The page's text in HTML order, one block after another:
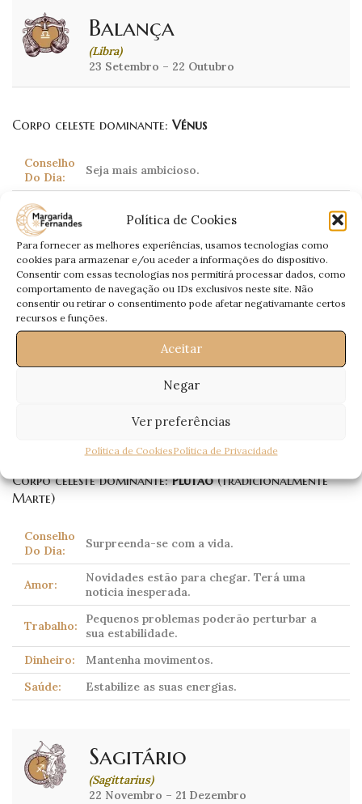
Política de Cookies
Para fornecer as melhores experiências, usamos tecnologias como
cookies para armazenar e/ou aceder a informações do dispositivo.
Consentir com essas tecnologias nos permitirá processar dados, como
comportamento de navegação ou IDs exclusivos neste site. Não
consentir ou retirar o consentimento pode afetar negativamante certos
recursos e funções.
Aceitar
Negar
Ver preferências
Política de CookiesPolítica de Privacidade
Balança
(Libra)
23 Setembro – 22 Outubro
Corpo celeste dominante: Vénus
Conselho
Do Dia:
Seja mais ambicioso.
Amor:
Trabalho:
Esforce-se.
Dinheiro:
Seja mais persistente para receber o que é
seu.
Saúde:
Sujeito a alergias.
Escorpião
23 Outubro – 21 Novembro
Corpo celeste dominante:Plutão(tradicionalmente
Marte)
Conselho
Do Dia:
Surpreenda-se com a vida.
Amor:
Novidades estão para chegar. Terá uma
noticia inesperada.
Trabalho:
Pequenos problemas poderão perturbar a
sua estabilidade.
Dinheiro:
Mantenha movimentos.
Saúde:
Estabilize as suas energias.
Sagitário
(Sagittarius)
22 Novembro – 21 Dezembro